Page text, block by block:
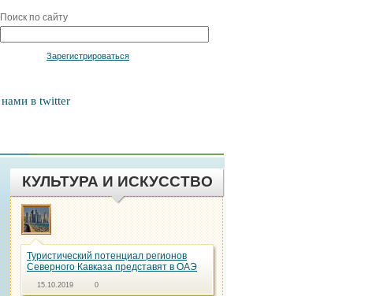
Поиск по сайту
Зарегистрироваться
нами в twitter
КУЛЬТУРА И ИСКУССТВО
Туристический потенциал регионов
Северного Кавказа представят в ОАЭ
15.10.2019 0